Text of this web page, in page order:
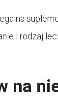
na
i rodzaj
na